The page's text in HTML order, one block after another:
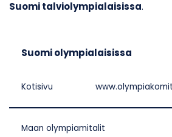
Suomi talviolympialaisissa.
Suomiolympialaisissa
Kotisivu
Maan olympiamitalit